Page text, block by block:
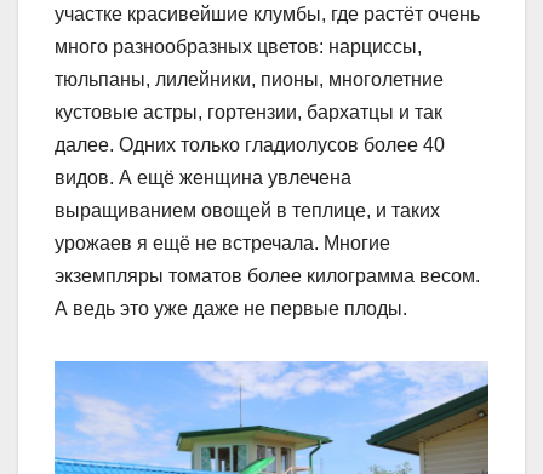
участке красивейшие клумбы, где растёт очень
много разнообразных цветов: нарциссы,
тюльпаны, лилейники, пионы, многолетние
кустовые астры, гортензии, бархатцы и так
далее. Одних только гладиолусов более 40
видов. А ещё женщина увлечена
выращиванием овощей в теплице, и таких
урожаев я ещё не встречала. Многие
экземпляры томатов более килограмма весом.
А ведь это уже даже не первые плоды.